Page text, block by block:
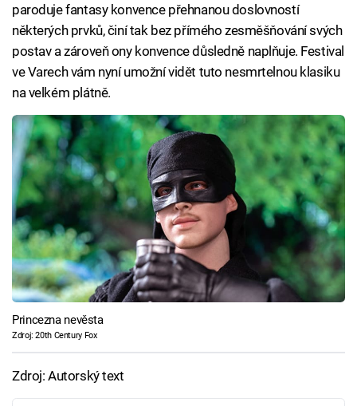
paroduje fantasy konvence přehnanou doslovností
některých prvků, činí tak bez přímého zesměšňování svých
postav a zároveň ony konvence důsledně naplňuje. Festival
ve Varech vám nyní umožní vidět tuto nesmrtelnou klasiku
na velkém plátně.
Princezna nevěsta
Zdroj: 20th Century Fox
Zdroj: Autorský text